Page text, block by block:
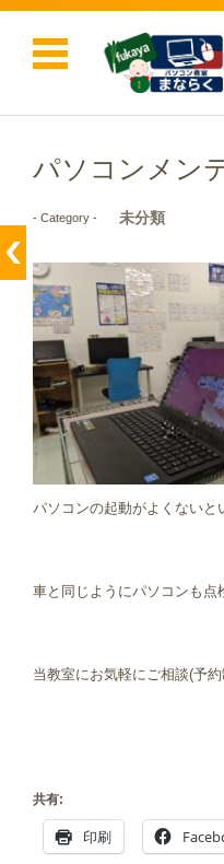
コンテンツに移動
パソコンメン
- Category - 未分類
パソコンの起動がよくないと
車と同じようにパソコンも点
当教室にお気軽にご相談(予約
共有:
印刷